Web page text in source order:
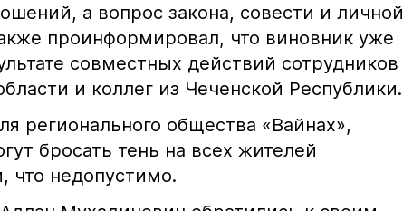
а вопрос закона, совести и личной
проинформировал, что виновник уже
совместных действий сотрудников
и коллег из Чеченской Республики.
регионального общества «Вайнах»,
бросать тень на всех жителей
что недопустимо.